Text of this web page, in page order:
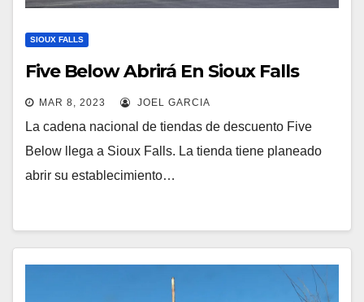
SIOUX FALLS
Five Below Abrirá En Sioux Falls
MAR 8, 2023 JOEL GARCIA
La cadena nacional de tiendas de descuento Five
Below llega a Sioux Falls. La tienda tiene planeado
abrir su establecimiento…